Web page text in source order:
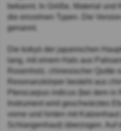
bekannt. In Größe, Material und
die einzelnen Typen. Die
genannt.
Die kokyū der japanischen
lang, mit einem Hals aus
Rosenholz, chinesischer Quitte
Resonanzkörper besteht aus
Pterocarpus indicus (bei dem in
Instrument wird geschwärztes
vorne und hinten mit
Schlangenhaut) überzogen. Auf